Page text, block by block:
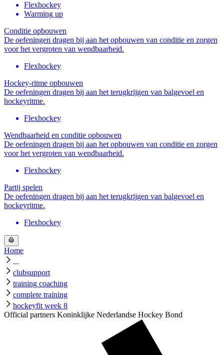
Flexhockey
Warming up
Conditie opbouwen
De oefeningen dragen bij aan het opbouwen van conditie en zorgen
voor het vergroten van wendbaarheid.
Flexhockey
Hockey-ritme opbouwen
De oefeningen dragen bij aan het terugkrijgen van balgevoel en
hockeyritme.
Flexhockey
Wendbaarheid en conditie opbouwen
De oefeningen dragen bij aan het opbouwen van conditie en zorgen
voor het vergroten van wendbaarheid.
Flexhockey
Partij spelen
De oefeningen dragen bij aan het terugkrijgen van balgevoel en
hockeyritme.
Flexhockey
Home
...
clubsupport
training coaching
complete training
hockeyfit week 8
Official partners Koninklijke Nederlandse Hockey Bond